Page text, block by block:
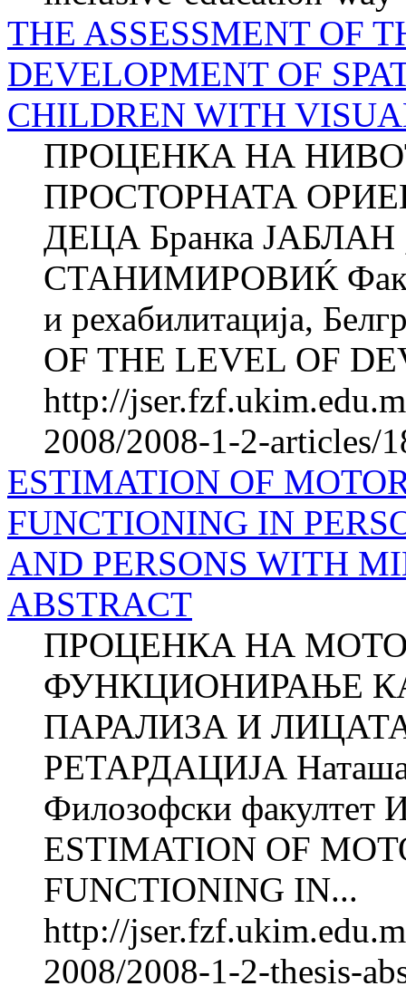
THE ASSESSMENT OF
DEVELOPMENT OF
CHILDREN WITH
ПРОЦЕНКА НА
ПРОСТОРНАТА
ДЕЦА Бранка ЈАБЛАН
СТАНИМИРОВИЌ
и рехабилитација,
OF THE LEVEL OF
http://
2008/2008-1-2-articles/
ESTIMATION OF
FUNCTIONING IN
AND PERSONS WITH
ABSTRACT
ПРОЦЕНКА НА
ФУНКЦИОНИРАЊЕ
ПАРАЛИЗА И
РЕТАРДАЦИЈА
Филозофски факултет
ESTIMATION OF
FUNCTIONING IN...
http://
2008/2008-1-2-thesis-